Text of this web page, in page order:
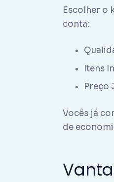
Escolher o
conta:
Itens
Preço
Vocês já
de